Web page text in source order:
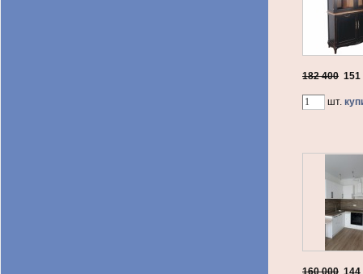
182 400 151
шт.
160 000 144